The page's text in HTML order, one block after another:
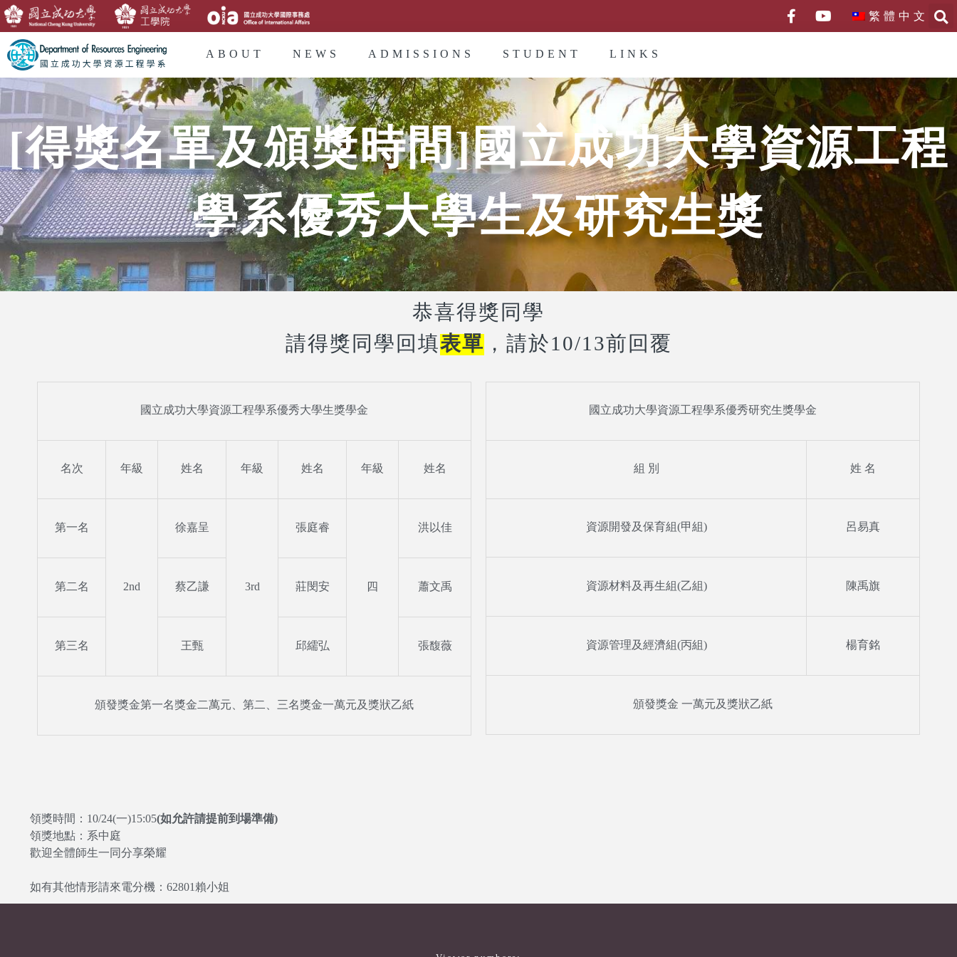
繁體中文
ABOUT NEWS ADMISSIONS STUDENT LINKS
[得獎名單及頒獎時間]國立成功大學資源工程
學系優秀大學生及研究生獎
恭喜得獎同學
請得獎同學回填表單 ，請於10/13前回覆
國立成功大學資源工程學系優秀大學生獎學金
名次 年級 姓名 年級 姓名 年級 姓名
第一名
2nd
徐嘉呈
3rd
張庭睿
四
洪以佳
第二名 蔡乙謙 莊閔安 蕭文禹
第三名 王甄 邱繻弘 張馥薇
頒發獎金第一名獎金二萬元、第二、三名獎金一萬元及獎狀乙紙
國立成功大學資源工程學系優秀研究生獎學金
組 別 姓 名
資源開發及保育組(甲組) 呂易真
資源材料及再生組(乙組) 陳禹旗
資源管理及經濟組(丙組) 楊育銘
頒發獎金 一萬元及獎狀乙紙
領獎時間：10/24(一)15:05(如允許請提前到場準備)
領獎地點：系中庭
歡迎全體師生一同分享榮耀
如有其他情形請來電分機：62801賴小姐